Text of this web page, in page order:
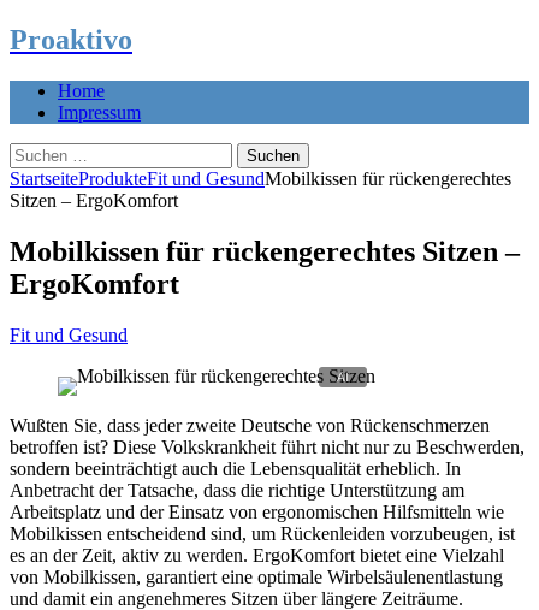
Proaktivo
Home
Impressum
Suchen
nach:
StartseiteProdukteFit und GesundMobilkissen für rückengerechtes
Sitzen – ErgoKomfort
Mobilkissen für rückengerechtes Sitzen –
ErgoKomfort
Fit und Gesund
Wußten Sie, dass jeder zweite Deutsche von Rückenschmerzen
betroffen ist? Diese Volkskrankheit führt nicht nur zu Beschwerden,
sondern beeinträchtigt auch die Lebensqualität erheblich. In
Anbetracht der Tatsache, dass die richtige Unterstützung am
Arbeitsplatz und der Einsatz von ergonomischen Hilfsmitteln wie
Mobilkissen entscheidend sind, um Rückenleiden vorzubeugen, ist
es an der Zeit, aktiv zu werden. ErgoKomfort bietet eine Vielzahl
von Mobilkissen, garantiert eine optimale Wirbelsäulenentlastung
und damit ein angenehmeres Sitzen über längere Zeiträume.